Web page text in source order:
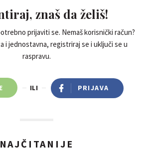
znaš da želiš!
prijaviti se. Nemaš korisnički račun?
i jednostavna, registriraj se i uključi se u
raspravu.
ILI PRIJAVA
NAJČITANIJE